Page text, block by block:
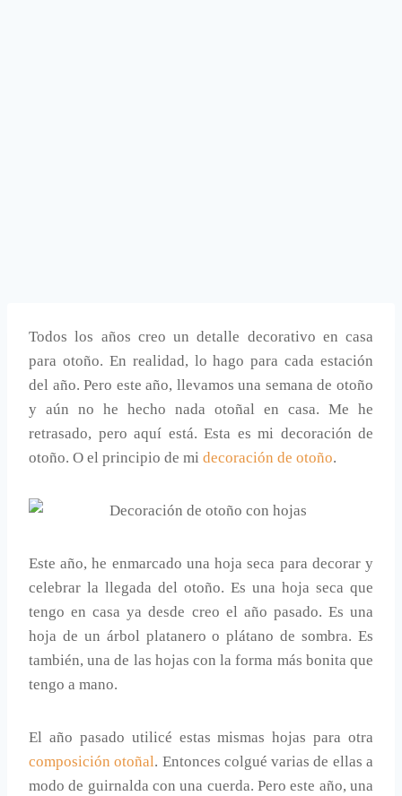
Todos los años creo un detalle decorativo en casa
para otoño. En realidad, lo hago para cada estación
del año. Pero este año, llevamos una semana de otoño
y aún no he hecho nada otoñal en casa. Me he
retrasado, pero aquí está. Esta es mi decoración de
otoño. O el principio de mi decoración de otoño.
Este año, he enmarcado una hoja seca para decorar y
celebrar la llegada del otoño. Es una hoja seca que
tengo en casa ya desde creo el año pasado. Es una
hoja de un árbol platanero o plátano de sombra. Es
también, una de las hojas con la forma más bonita que
tengo a mano.
El año pasado utilicé estas mismas hojas para otra
composición otoñal. Entonces colgué varias de ellas a
modo de guirnalda con una cuerda. Pero este año, una